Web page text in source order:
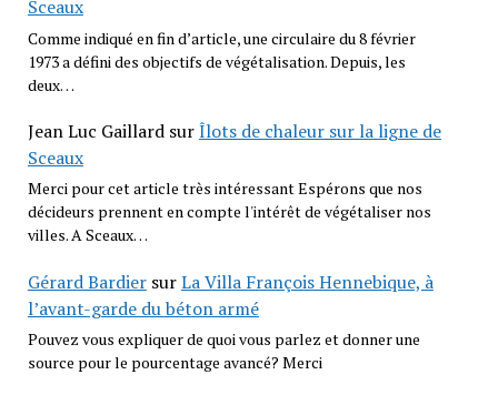
Sceaux
Comme indiqué en fin d’article, une circulaire du 8 février
1973 a défini des objectifs de végétalisation. Depuis, les
deux…
Jean Luc GaillardsurÎlots de chaleur sur la ligne de
Sceaux
Merci pour cet article très intéressant Espérons que nos
décideurs prennent en compte l'intérêt de végétaliser nos
villes. A Sceaux…
Gérard BardiersurLa Villa François Hennebique, à
l’avant-garde du béton armé
Pouvez vous expliquer de quoi vous parlez et donner une
source pour le pourcentage avancé? Merci